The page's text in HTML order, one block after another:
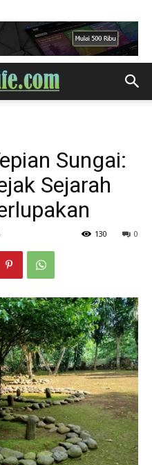
Sungai:
Sejarah
0
130